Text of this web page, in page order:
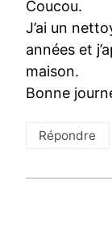
Coucou.
J’ai un
années et
maison.
Bonne
Répondre